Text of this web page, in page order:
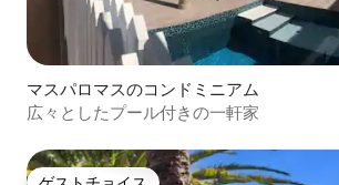
マスパロマスのコンドミニアム
広々としたプール付きの一軒家